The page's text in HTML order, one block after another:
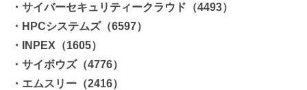
・サイバーセキュリティークラウド（4493）
・HPCシステムズ（6597）
・INPEX（1605）
・サイボウズ（4776）
・エムスリー（2416）